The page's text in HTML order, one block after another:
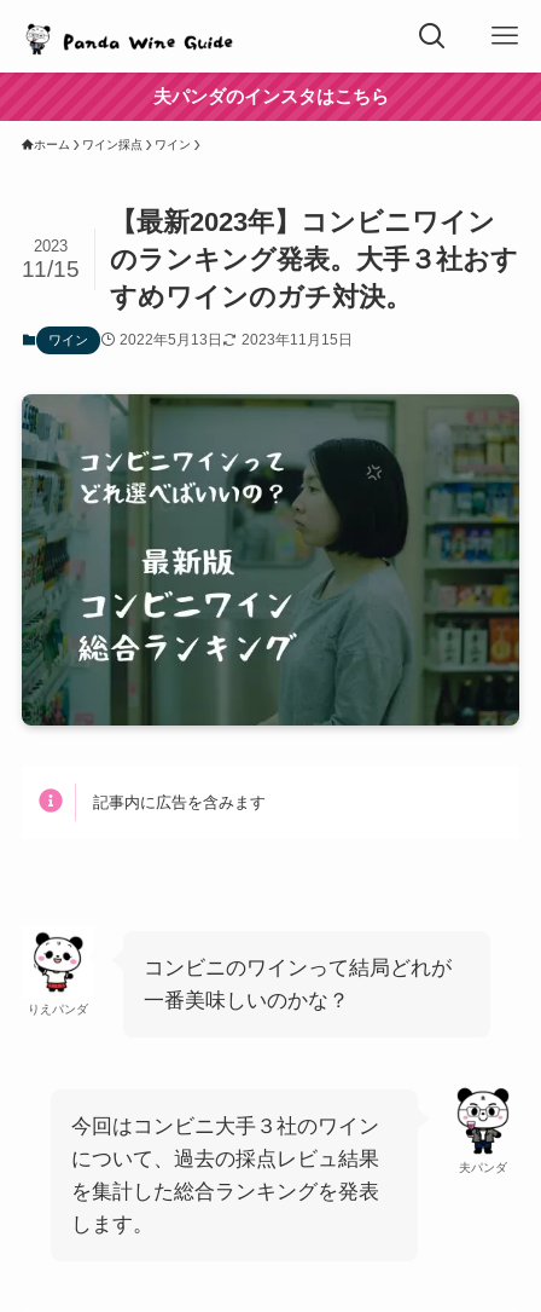
夫パンダのインスタはこちら
ホーム ワイン採点 ワイン
【最新2023年】コンビニワイン
のランキング発表。大手３社おす
すめワインのガチ対決。
2023
11/15
ワイン 2022年5月13日 2023年11月15日
記事内に広告を含みます
りえパンダ
コンビニのワインって結局どれが
一番美味しいのかな？
夫パンダ
今回はコンビニ大手３社のワイン
について、過去の採点レビュ結果
を集計した総合ランキングを発表
します。